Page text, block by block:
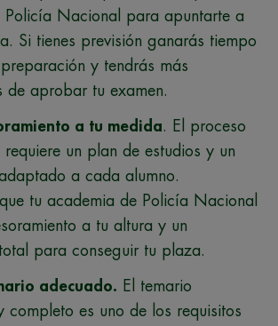
Policía Nacional para apuntarte a
Si tienes previsión ganarás tiempo
y tendrás más
de aprobar tu examen.
a tu medida. El proceso
un plan de estudios y un
a cada alumno.
tu academia de Policía Nacional
a tu altura y un
para conseguir tu plaza.
adecuado. El temario
completo es uno de los requisitos